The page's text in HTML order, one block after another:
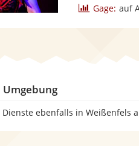
Gage: auf
ebenfalls in Weißenfels